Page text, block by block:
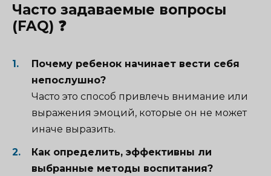
Часто задаваемые вопросы
(FAQ) ❓
Почему ребенок начинает вести себя
непослушно?
Часто это способ привлечь внимание или
выражения эмоций, которые он не может
иначе выразить.
Как определить, эффективны ли
выбранные методы воспитания?